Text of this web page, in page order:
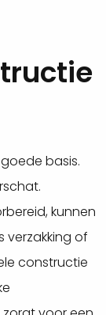
basis.
kunnen
verzakking of
constructie